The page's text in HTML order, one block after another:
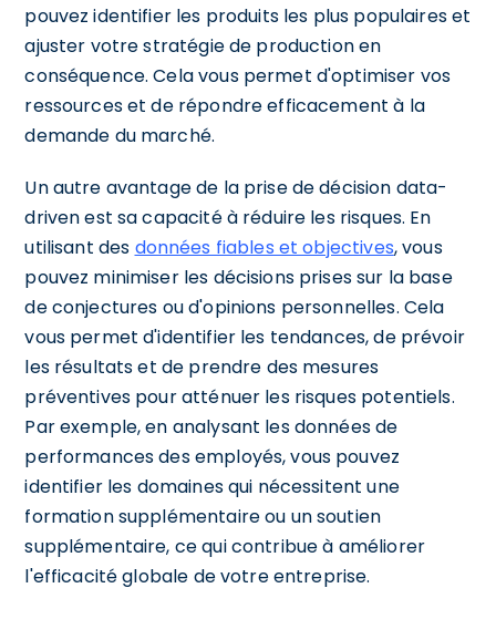
pouvez identifier les produits les plus populaires et
ajuster votre stratégie de production en
conséquence. Cela vous permet d'optimiser vos
ressources et de répondre efficacement à la
demande du marché.
Un autre avantage de la prise de décision data-
driven est sa capacité à réduire les risques. En
utilisant des données fiables et objectives, vous
pouvez minimiser les décisions prises sur la base
de conjectures ou d'opinions personnelles. Cela
vous permet d'identifier les tendances, de prévoir
les résultats et de prendre des mesures
préventives pour atténuer les risques potentiels.
Par exemple, en analysant les données de
performances des employés, vous pouvez
identifier les domaines qui nécessitent une
formation supplémentaire ou un soutien
supplémentaire, ce qui contribue à améliorer
l'efficacité globale de votre entreprise.